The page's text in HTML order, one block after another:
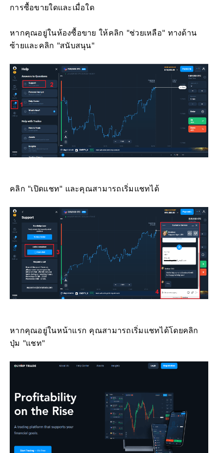
การซื้อขายใดและเมื่อใด
หากคุณอยู่ในห้องซื้อขาย ให้คลิก "ช่วยเหลือ" ทางด้าน
ซ้ายและคลิก "สนับสนุน"
คลิก "เปิดแชท" และคุณสามารถเริ่มแชทได้
หากคุณอยู่ในหน้าแรก คุณสามารถเริ่มแชทได้โดยคลิก
ปุ่ม "แชท"